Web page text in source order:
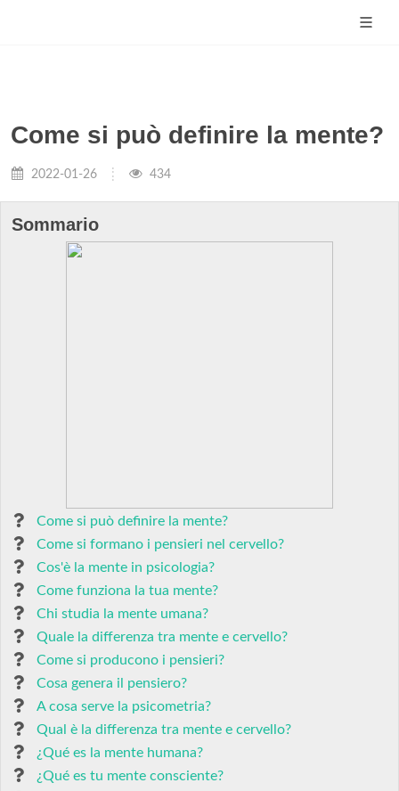
Come si può definire la mente?
2022-01-26 434
Sommario
Come si può definire la mente?
Come si formano i pensieri nel cervello?
Cos'è la mente in psicologia?
Come funziona la tua mente?
Chi studia la mente umana?
Quale la differenza tra mente e cervello?
Come si producono i pensieri?
Cosa genera il pensiero?
A cosa serve la psicometria?
Qual è la differenza tra mente e cervello?
¿Qué es la mente humana?
¿Qué es tu mente consciente?